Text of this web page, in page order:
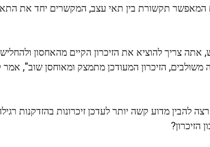
המאפשר תקשורת בין תאי עצב, המקשרים יחד את
אתה צריך להוציא את הזיכרון הקיים מהאחסון
משולבים, הזיכרון המעודכן מתמצק ומאוחסן שוב",
להבין מדוע קשה יותר לעדכן זיכרונות בהזדקנות
הזיכרון?